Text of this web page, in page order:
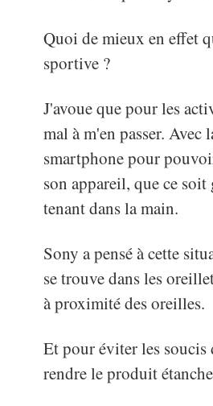
Quoi de mieux en effet
sportive ?
J'avoue que pour les
mal à m'en passer.
smartphone pour
son appareil, que ce
tenant dans la main.
Sony a pensé à cette
se trouve dans les
à proximité des oreilles.
Et pour éviter les soucis
rendre le produit